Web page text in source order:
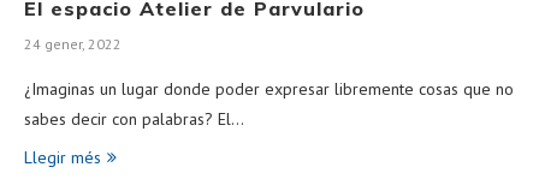
El espacio Atelier de Parvulario
24 gener, 2022
¿Imaginas un lugar donde poder expresar libremente cosas que no
sabes decir con palabras? El…
Llegir més